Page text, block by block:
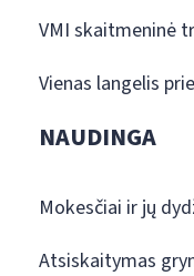
VMI skaitmeninė
Vienas langelis
NAUDINGA
Mokesčiai ir jų
Atsiskaitymas